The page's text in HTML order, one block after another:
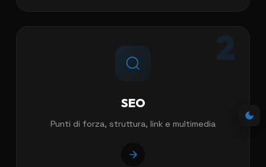
2
SEO
Punti di forza, struttura, link e multimedia